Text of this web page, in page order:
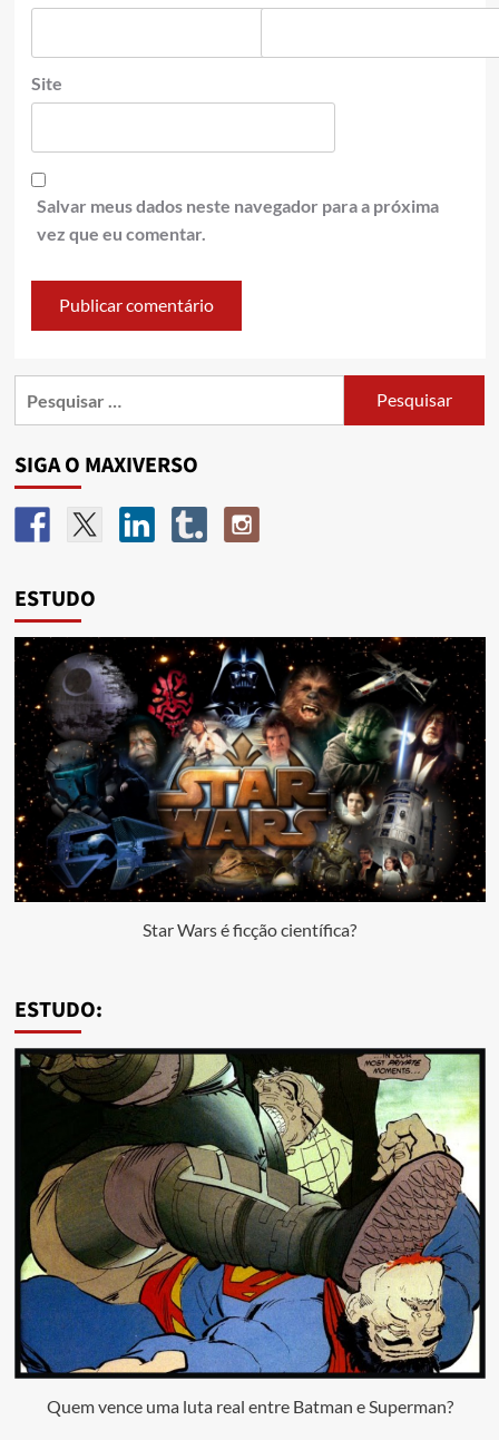
Site
Salvar meus dados neste navegador para a próxima
vez que eu comentar.
SIGA O MAXIVERSO
ESTUDO
Star Wars é ficção científica?
ESTUDO:
Quem vence uma luta real entre Batman e Superman?